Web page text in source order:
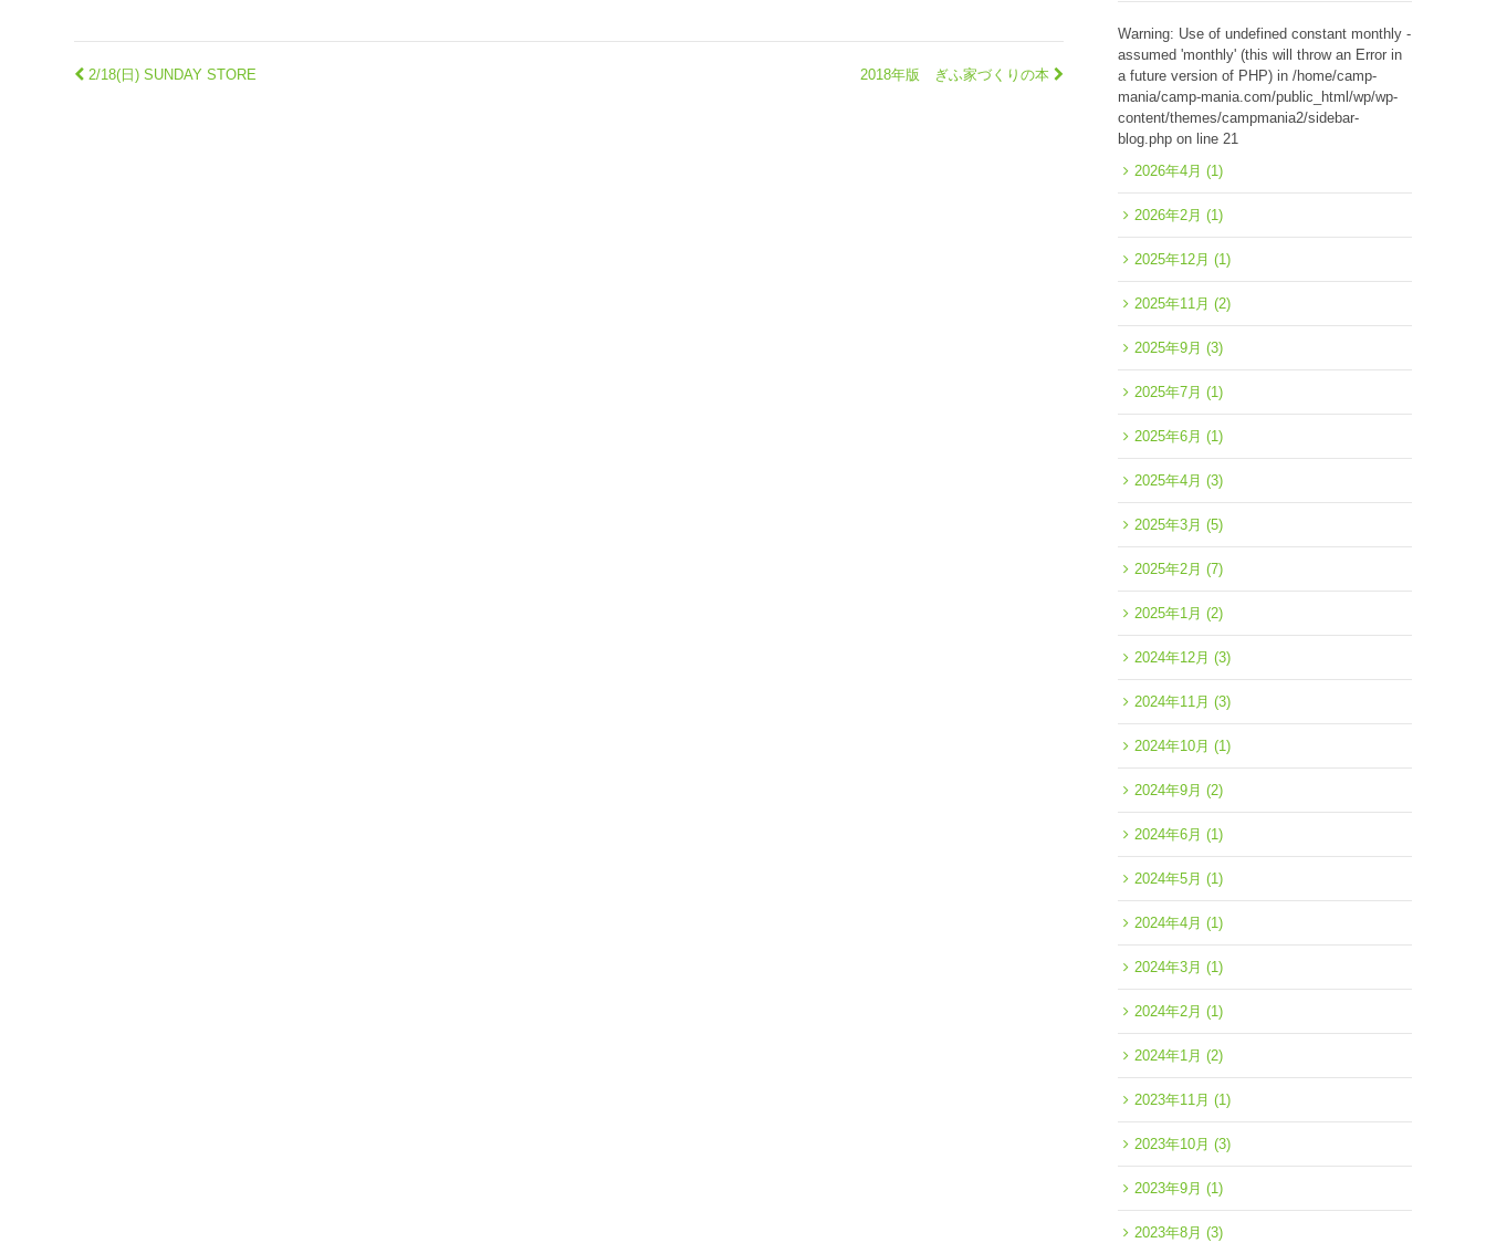
2/18(日) SUNDAY STORE 2018年版 ぎふ家づくりの本
Warning: Use of undefined constant monthly -
assumed 'monthly' (this will throw an Error in
a future version of PHP) in /home/camp-
mania/camp-mania.com/public_html/wp/wp-
content/themes/campmania2/sidebar-
blog.phpon line 21
2026年4月 (1)
2026年2月 (1)
2025年12月 (1)
2025年11月 (2)
2025年9月 (3)
2025年7月 (1)
2025年6月 (1)
2025年4月 (3)
2025年3月 (5)
2025年2月 (7)
2025年1月 (2)
2024年12月 (3)
2024年11月 (3)
2024年10月 (1)
2024年9月 (2)
2024年6月 (1)
2024年5月 (1)
2024年4月 (1)
2024年3月 (1)
2024年2月 (1)
2024年1月 (2)
2023年11月 (1)
2023年10月 (3)
2023年9月 (1)
2023年8月 (3)